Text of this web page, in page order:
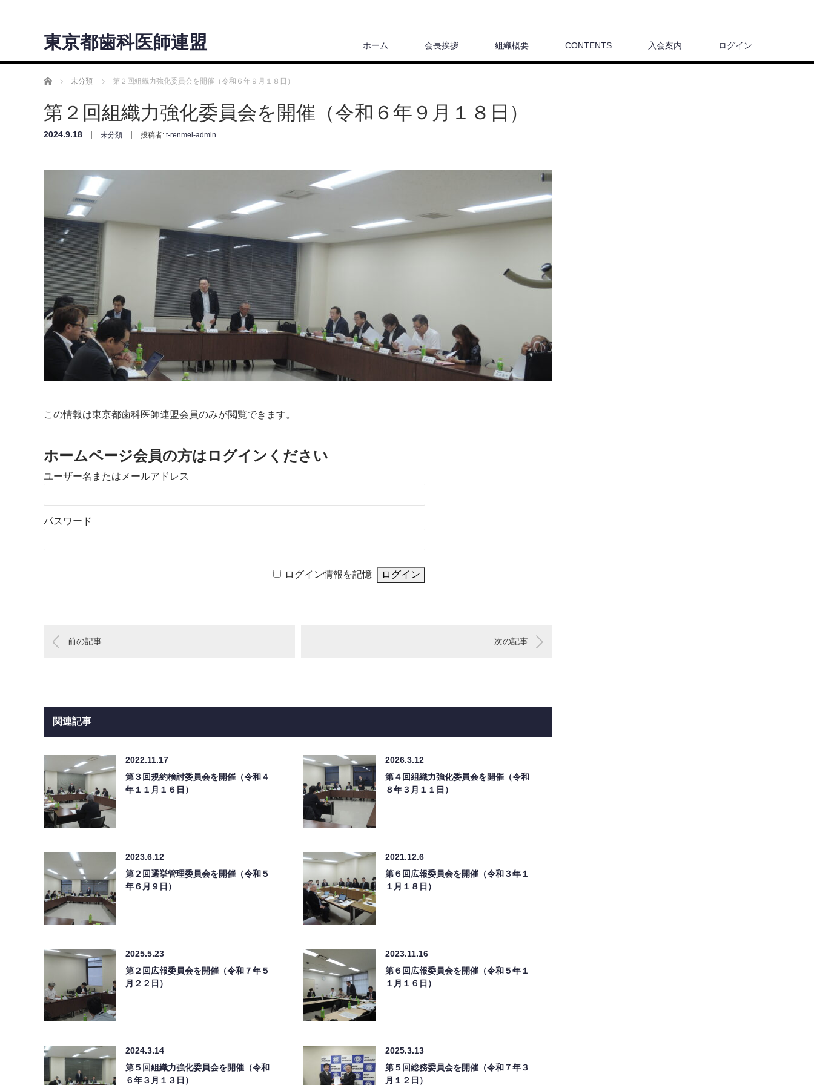
東京都歯科医師連盟 ホーム 会長挨拶 組織概要 CONTENTS 入会案内 ログイン
ホーム 未分類 第２回組織力強化委員会を開催（令和６年９月１８日）
第２回組織力強化委員会を開催（令和６年９月１８日）
2024.9.18 未分類 投稿者: t-renmei-admin
この情報は東京都歯科医師連盟会員のみが閲覧できます。
ホームページ会員の方はログインください
ユーザー名またはメールアドレス
パスワード
ログイン情報を記憶
前の記事 次の記事
関連記事
2022.11.17
第３回規約検討委員会を開催（令和４
年１１月１６日）
2026.3.12
第４回組織力強化委員会を開催（令和
８年３月１１日）
2023.6.12
第２回選挙管理委員会を開催（令和５
年６月９日）
2021.12.6
第６回広報委員会を開催（令和３年１
１月１８日）
2025.5.23
第２回広報委員会を開催（令和７年５
月２２日）
2023.11.16
第６回広報委員会を開催（令和５年１
１月１６日）
2024.3.14
第５回組織力強化委員会を開催（令和
６年３月１３日）
2025.3.13
第５回総務委員会を開催（令和７年３
月１２日）